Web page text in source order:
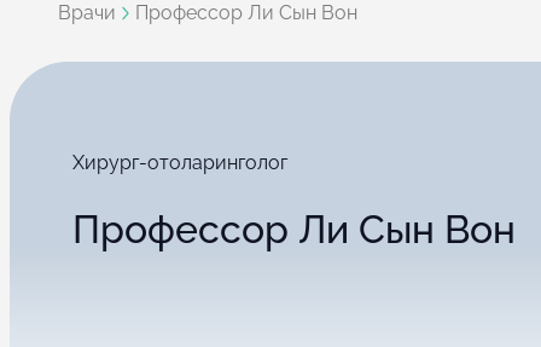
Врачи Профессор Ли Сын Вон
Хирург-отоларинголог
Профессор Ли Сын Вон